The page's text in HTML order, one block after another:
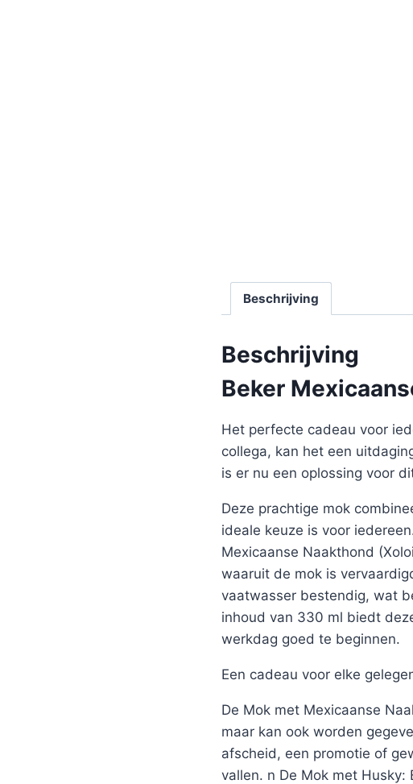
Beschrijving
Beschrijving
Beker
Het perfecte cadeau voor
collega, kan het een
is er nu een oplossing voor
Deze prachtige mok
ideale keuze is voor
Mexicaanse Naakthond
waaruit de mok is
vaatwasser bestendig, wat
inhoud van 330 ml biedt
werkdag goed te beginnen.
Een cadeau voor elke
De Mok met Mexicaanse
maar kan ook worden
afscheid, een promotie of
vallen. n De Mok met